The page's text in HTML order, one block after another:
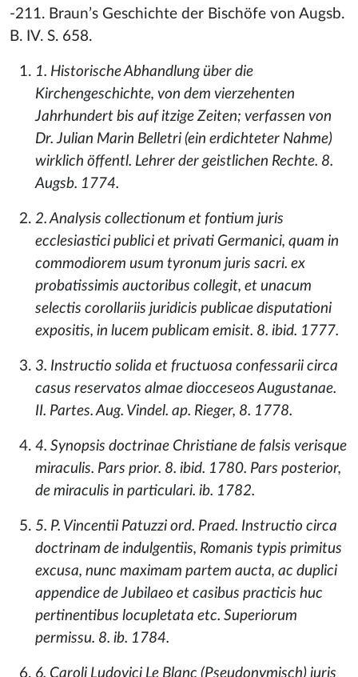
-211. Braun’s Geschichte der Bischöfe von Augsb.
B. IV. S. 658.
1. Historische Abhandlung über die
Kirchengeschichte, von dem vierzehenten
Jahrhundert bis auf itzige Zeiten; verfassen von
Dr. Julian Marin Belletri (ein erdichteter Nahme)
wirklich öffentl. Lehrer der geistlichen Rechte. 8.
Augsb. 1774.
2. Analysis collectionum et fontium juris
ecclesiastici publici et privati Germanici, quam in
commodiorem usum tyronum juris sacri. ex
probatissimis auctoribus collegit, et unacum
selectis corollariis juridicis publicae disputationi
expositis, in lucem publicam emisit. 8. ibid. 1777.
3. Instructio solida et fructuosa confessarii circa
casus reservatos almae diocceseos Augustanae.
II. Partes. Aug. Vindel. ap. Rieger, 8. 1778.
4. Synopsis doctrinae Christiane de falsis verisque
miraculis. Pars prior. 8. ibid. 1780. Pars posterior,
de miraculis in particulari. ib. 1782.
5. P. Vincentii Patuzzi ord. Praed. Instructio circa
doctrinam de indulgentiis, Romanis typis primitus
excusa, nunc maximam partem aucta, ac duplici
appendice de Jubilaeo et casibus practicis huc
pertinentibus locupletata etc. Superiorum
permissu. 8. ib. 1784.
6. Caroli Ludovici Le Blanc (Pseudonymisch) juris